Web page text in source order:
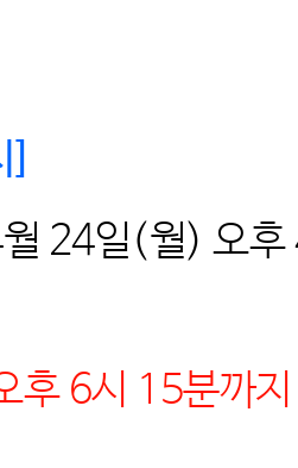
월 24일(월)오후
후 6시 15분까